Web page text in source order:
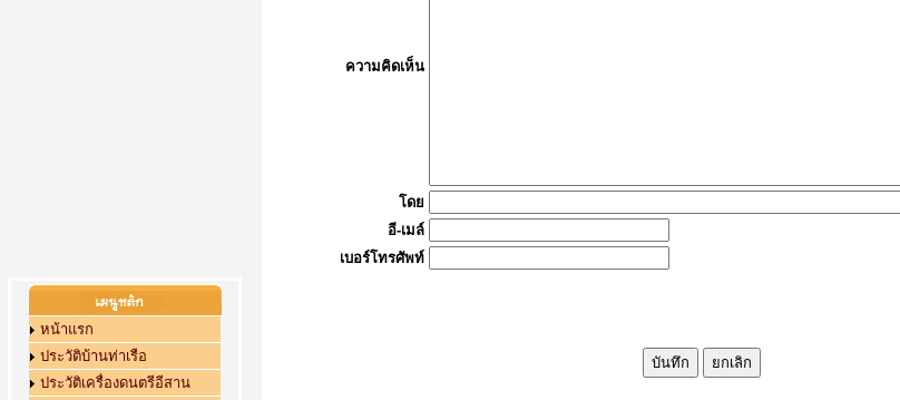
หน้าแรก
ประวัติบ้านท่าเรือ
ประวัติเครื่องดนตรีอีสาน
ความคิดเห็น
โดย
อี-เมล์
เบอร์โทรศัพท์